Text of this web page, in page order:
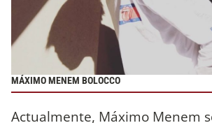
MÁXIMO MENEM BOLOCCO
Actualmente, Máximo Menem